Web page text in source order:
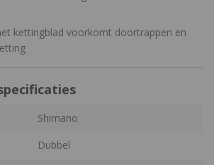
kettingblad voorkomt doortrappen en
Shimano
Dubbel